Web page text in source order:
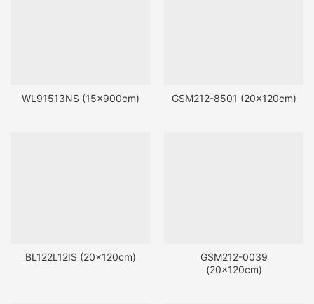
WL91513NS (15x900cm) GSM212-8501 (20x120cm)
BL122L12IS (20x120cm)
GSM212-0039
(20x120cm)